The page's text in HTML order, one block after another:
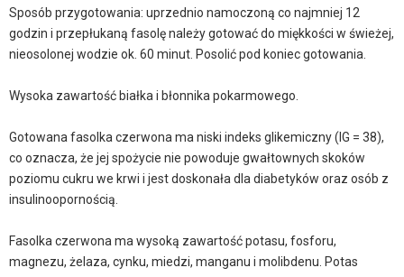
Sposób przygotowania: uprzednio namoczoną co najmniej 12
godzin i przepłukaną fasolę należy gotować do miękkości w świeżej,
nieosolonej wodzie ok. 60 minut. Posolić pod koniec gotowania.
Wysoka zawartość białka i błonnika pokarmowego.
Gotowana fasolka czerwona ma niski indeks glikemiczny (IG = 38),
co oznacza, że jej spożycie nie powoduje gwałtownych skoków
poziomu cukru we krwi i jest doskonała dla diabetyków oraz osób z
insulinoopornością.
Fasolka czerwona ma wysoką zawartość potasu, fosforu,
magnezu, żelaza, cynku, miedzi, manganu i molibdenu. Potas